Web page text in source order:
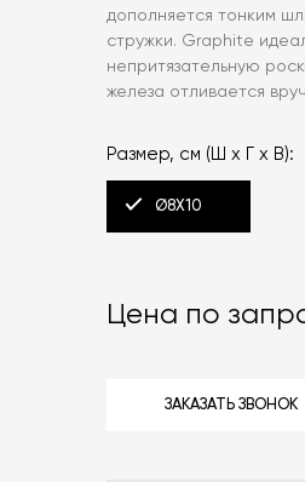
дополняется тонким
стружки. Graphite
непритязательную
железа отливается
Размер, см (Ш х Г х В):
Ø8Х10
Цена по
ЗАКАЗАТЬ ЗВОНОК